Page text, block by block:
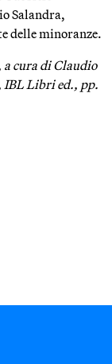
Salandra,
delle minoranze.
a cura di Claudio
IBL Libri ed., pp.